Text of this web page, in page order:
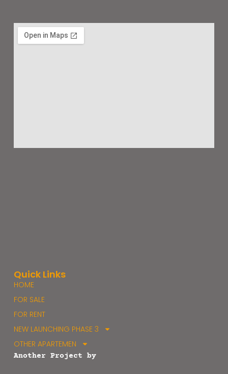
Quick Links
HOME
FOR SALE
FOR RENT
NEW LAUNCHING PHASE 3
OTHER APARTEMEN
Another Project by